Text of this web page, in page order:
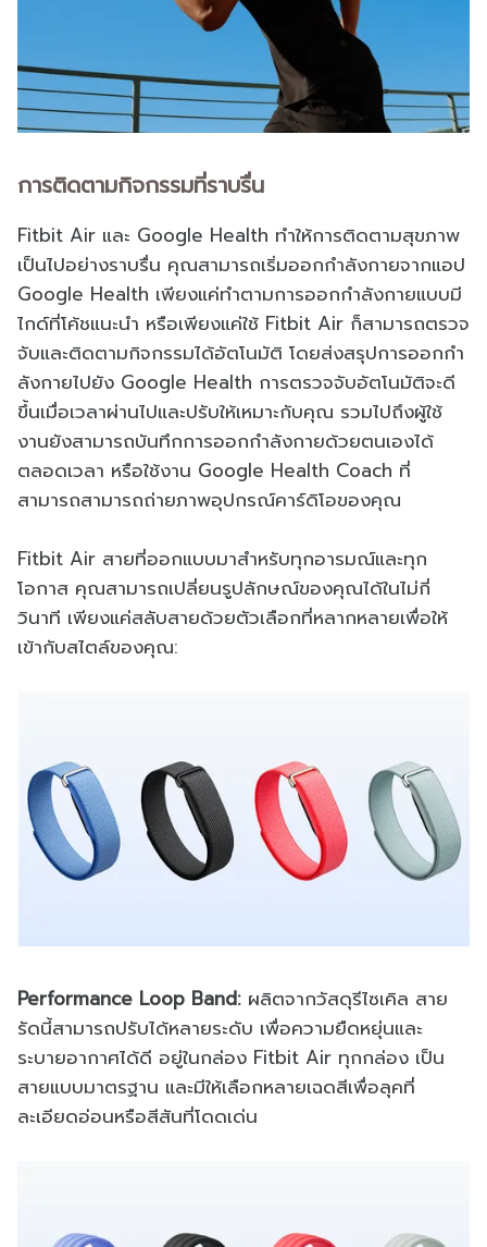
การติดตามกิจกรรมที่ราบรื่น
Fitbit Air และ Google Health ทําให้การติดตามสุขภาพ
เป็นไปอย่างราบรื่น คุณสามารถเริ่มออกกําลังกายจากแอป
Google Health เพียงแค่ทําตามการออกกําลังกายแบบมี
ไกด์ที่โค้ชแนะนํา หรือเพียงแค่ใช้ Fitbit Air ก็สามารถตรวจ
จับและติดตามกิจกรรมได้อัตโนมัติ โดยส่งสรุปการออกกํา
ลังกายไปยัง Google Health การตรวจจับอัตโนมัติจะดี
ขึ้นเมื่อเวลาผ่านไปและปรับให้เหมาะกับคุณ รวมไปถึงผู้ใช้
งานยังสามารถบันทึกการออกกําลังกายด้วยตนเองได้
ตลอดเวลา หรือใช้งาน Google Health Coach ที่
สามารถสามารถถ่ายภาพอุปกรณ์คาร์ดิโอของคุณ
Fitbit Air สายที่ออกแบบมาสําหรับทุกอารมณ์และทุก
โอกาส คุณสามารถเปลี่ยนรูปลักษณ์ของคุณได้ในไม่กี่
วินาที เพียงแค่สลับสายด้วยตัวเลือกที่หลากหลายเพื่อให้
เข้ากับสไตล์ของคุณ:
Performance Loop Band: ผลิตจากวัสดุรีไซเคิล สาย
รัดนี้สามารถปรับได้หลายระดับ เพื่อความยืดหยุ่นและ
ระบายอากาศได้ดี อยู่ในกล่อง Fitbit Air ทุกกล่อง เป็น
สายแบบมาตรฐาน และมีให้เลือกหลายเฉดสีเพื่อลุคที่
ละเอียดอ่อนหรือสีสันที่โดดเด่น